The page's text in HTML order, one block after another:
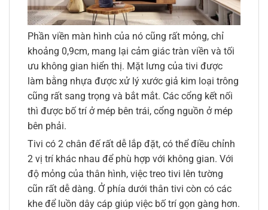
Phần viền màn hình của nó cũng rất mỏng, chỉ
khoảng 0,9cm, mang lại cảm giác tràn viền và tối
ưu không gian hiển thị. Mặt lưng của tivi được
làm bằng nhựa được xử lý xước giả kim loại trông
cũng rất sang trọng và bắt mắt. Các cổng kết nối
thì được bố trí ở mép bên trái, cổng nguồn ở mép
bên phải.
Tivi có 2 chân đế rất dễ lắp đặt, có thể điều chỉnh
2 vị trí khác nhau để phù hợp với không gian. Với
độ mỏng của thân hình, việc treo tivi lên tường
cũn rất dễ dàng. Ở phía dưới thân tivi còn có các
khe để luồn dây cáp giúp việc bố trí gọn gàng hơn.